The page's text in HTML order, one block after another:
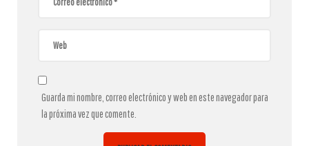
Guarda mi nombre, correo electrónico y web en este navegador para
la próxima vez que comente.